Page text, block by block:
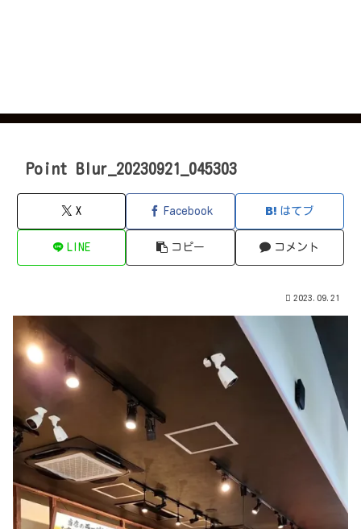
Point Blur_20230921_045303
X Facebook はてブ
LINE コピー コメント
2023.09.21